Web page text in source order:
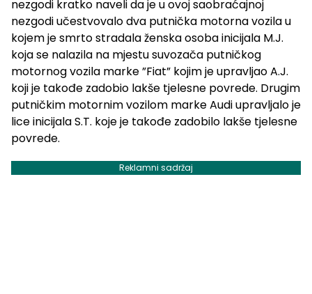
nezgodi kratko naveli da je u ovoj saobraćajnoj
nezgodi učestvovalo dva putnička motorna vozila u
kojem je smrto stradala ženska osoba inicijala M.J.
koja se nalazila na mjestu suvozača putničkog
motornog vozila marke ”Fiat” kojim je upravljao A.J.
koji je takođe zadobio lakše tjelesne povrede. Drugim
putničkim motornim vozilom marke Audi upravljalo je
lice inicijala S.T. koje je takođe zadobilo lakše tjelesne
povrede.
Reklamni sadržaj